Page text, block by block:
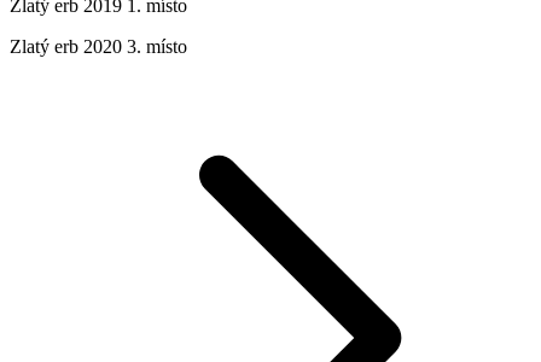
Zlatý erb 2019 1. místo
Zlatý erb 2020 3. místo